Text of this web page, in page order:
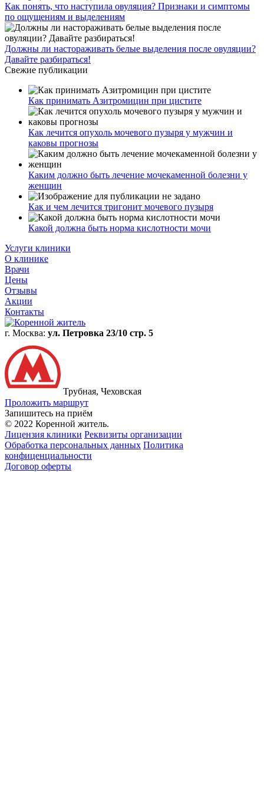
Как понять, что наступила овуляция? Признаки и симптомы
по ощущениям и выделениям
Должны ли настораживать белые выделения после овуляции?
Давайте разбираться!
Свежие публикации
Как принимать Азитромицин при цистите
Как лечится опухоль мочевого пузыря у мужчин и
каковы прогнозы
Каким должно быть лечение мочекаменной болезни у
женщин
Как и чем лечится тригонит мочевого пузыря
Какой должна быть норма кислотности мочи
Услуги клиники
О клинике
Врачи
Цены
Отзывы
Акции
Контакты
г. Москва: ул. Петровка 23/10 стр. 5
Трубная, Чеховская
Проложить маршрут
Запишитесь на приём
© 2022 Коренной житель.
Лицензия клиники Реквизиты организации
Обработка персональных данных Политика
конфиценциальности
Договор оферты